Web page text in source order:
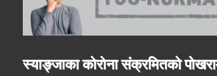
स्याङ्जाका कोरोना संक्रमितको